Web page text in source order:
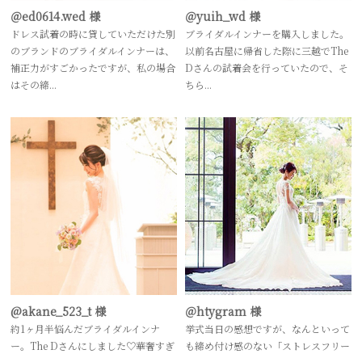
＠ed0614.wed 様
ドレス試着の時に貸していただけた別
のブランドのブライダルインナーは、
補正力がすごかったですが、私の場合
はその締...
＠yuih_wd 様
ブライダルインナーを購入しました。
以前名古屋に帰省した際に三越でThe
Dさんの試着会を行っていたので、そ
ちら...
@akane_523_t 様
約1ヶ月半悩んだブライダルインナ
ー。The Dさんにしました♡華奢すぎ
＠htygram 様
挙式当日の感想ですが、なんといって
も締め付け感のない「ストレスフリー